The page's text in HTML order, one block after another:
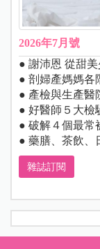
2026年7月號
● 謝沛恩 從甜
● 剖婦產媽媽各
● 產檢與生產醫
● 好醫師５大檢
● 破解４個最常
● 藥膳、茶飲、
雜誌訂閱